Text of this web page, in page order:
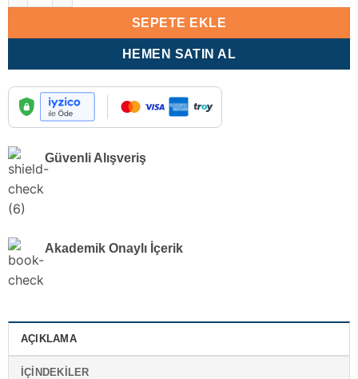
SEPETE EKLE
HEMEN SATIN AL
Güvenli Alışveriş
Akademik Onaylı İçerik
AÇIKLAMA
İÇINDEKILER